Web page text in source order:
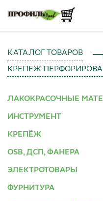
КАТАЛОГ ТОВАРОВ
КРЕПЕЖ
ЛАКОКРАСОЧНЫЕ
ИНСТРУМЕНТ
КРЕПЁЖ
OSB, ДСП, ФАНЕРА
ЭЛЕКТРОТОВАРЫ
ФУРНИТУРА